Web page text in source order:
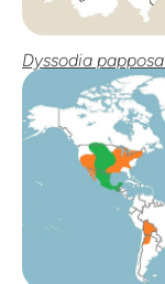
Dyssodia papposa